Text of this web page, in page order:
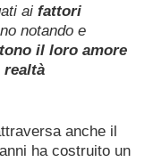
ai fattori
notando e
il loro amore
realtà
anche il
ha costruito un